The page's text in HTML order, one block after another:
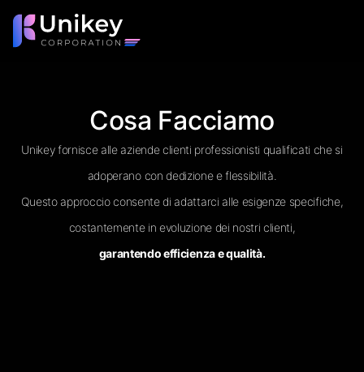
Cosa Facciamo
Unikey fornisce alle aziende clienti professionisti qualificati che si
adoperano con dedizione e flessibilità.
Questo approccio consente di adattarci alle esigenze specifiche,
costantemente in evoluzione dei nostri clienti,
garantendo efficienza e qualità.